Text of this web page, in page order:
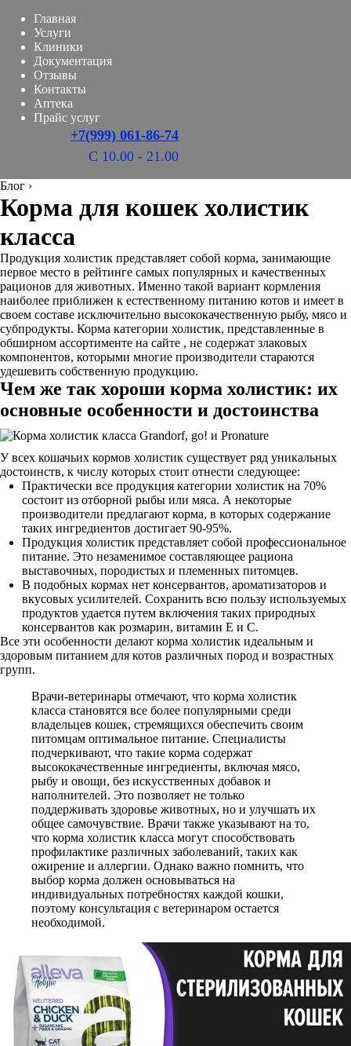
Главная
Услуги
Клиники
Документация
Отзывы
Контакты
Аптека
Прайс услуг
+7(999) 061-86-74
С 10.00 - 21.00
Блог ›
Корма для кошек холистик
класса
Продукция холистик представляет собой корма, занимающие
первое место в рейтинге самых популярных и качественных
рационов для животных. Именно такой вариант кормления
наиболее приближен к естественному питанию котов и имеет в
своем составе исключительно высококачественную рыбу, мясо и
субпродукты. Корма категории холистик, представленные в
обширном ассортименте на сайте , не содержат злаковых
компонентов, которыми многие производители стараются
удешевить собственную продукцию.
Чем же так хороши корма холистик: их
основные особенности и достоинства
У всех кошачьих кормов холистик существует ряд уникальных
достоинств, к числу которых стоит отнести следующее:
Практически все продукция категории холистик на 70%
состоит из отборной рыбы или мяса. А некоторые
производители предлагают корма, в которых содержание
таких ингредиентов достигает 90-95%.
Продукция холистик представляет собой профессиональное
питание. Это незаменимое составляющее рациона
выставочных, породистых и племенных питомцев.
В подобных кормах нет консервантов, ароматизаторов и
вкусовых усилителей. Сохранить всю пользу используемых
продуктов удается путем включения таких природных
консервантов как розмарин, витамин Е и С.
Все эти особенности делают корма холистик идеальным и
здоровым питанием для котов различных пород и возрастных
групп.
Врачи-ветеринары отмечают, что корма холистик
класса становятся все более популярными среди
владельцев кошек, стремящихся обеспечить своим
питомцам оптимальное питание. Специалисты
подчеркивают, что такие корма содержат
высококачественные ингредиенты, включая мясо,
рыбу и овощи, без искусственных добавок и
наполнителей. Это позволяет не только
поддерживать здоровье животных, но и улучшать их
общее самочувствие. Врачи также указывают на то,
что корма холистик класса могут способствовать
профилактике различных заболеваний, таких как
ожирение и аллергии. Однако важно помнить, что
выбор корма должен основываться на
индивидуальных потребностях каждой кошки,
поэтому консультация с ветеринаром остается
необходимой.